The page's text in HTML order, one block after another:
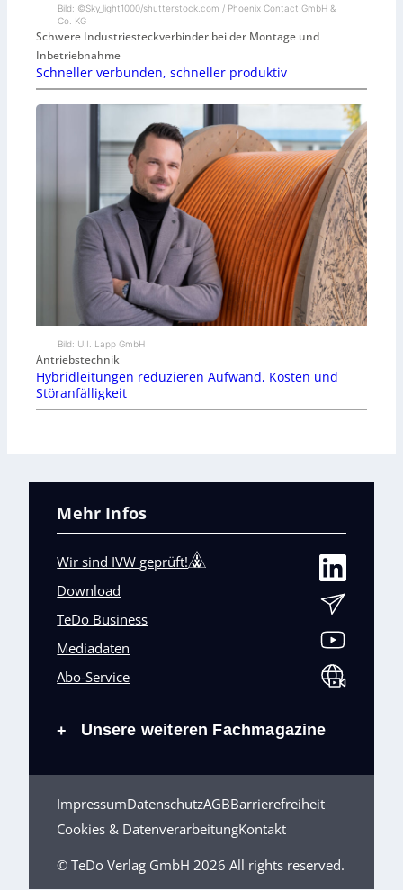
Bild: ©Sky_light1000/shutterstock.com / Phoenix Contact GmbH &
Co. KG
Schwere Industriesteckverbinder bei der Montage und
Inbetriebnahme
Schneller verbunden, schneller produktiv
Bild: U.I. Lapp GmbH
Antriebstechnik
Hybridleitungen reduzieren Aufwand, Kosten und
Störanfälligkeit
Mehr Infos
Wir sind IVW geprüft!
Download
TeDo Business
Mediadaten
Abo-Service
+ Unsere weiteren Fachmagazine
ImpressumDatenschutzAGBBarrierefreiheit
Cookies & DatenverarbeitungKontakt
© TeDo Verlag GmbH 2026 All rights reserved.